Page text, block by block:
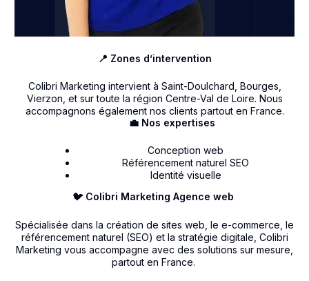
🐦 Colibri Marketing Agence web
Spécialisée dans la création de sites web, le e-commerce, le
référencement naturel (SEO) et la stratégie digitale, Colibri
Marketing vous accompagne avec des solutions sur mesure,
partout en France.
💼 Nos expertises
Conception web
Référencement naturel SEO
Identité visuelle
📍 Zones d’intervention
Colibri Marketing intervient à Saint-Doulchard, Bourges,
Vierzon, et sur toute la région Centre-Val de Loire. Nous
accompagnons également nos clients partout en France.